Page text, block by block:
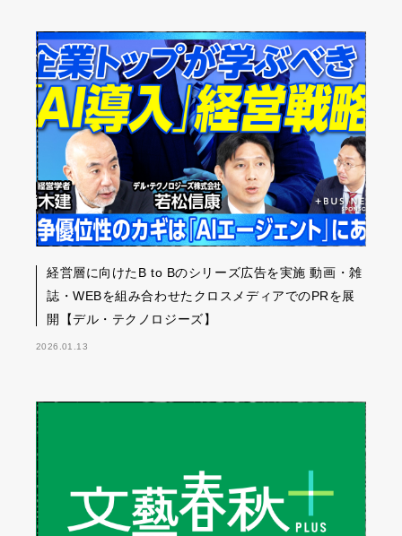
経営層に向けたB to Bのシリーズ広告を実施 動画・雑
誌・WEBを組み合わせたクロスメディアでのPRを展
開【デル・テクノロジーズ】
2026.01.13